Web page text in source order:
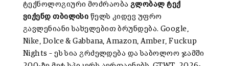
ტექნოლოგიური მოძრაობა გლობალ ტექ
ვიქენდ თბილისი წელს კიდევ უფრო
გავლენიანი სახელებით ბრუნდება. Google,
Nike, Dolce & Gabbana, Amazon, Amber, Fuckup
Nights – ეს სია გრძელდება და საბოლოო ჯამში